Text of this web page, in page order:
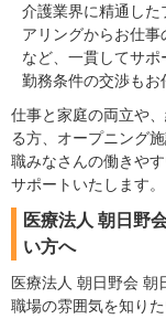
介護業界に精通した
アリングからお仕
など、一貫してサ
勤務条件の交渉もお
仕事と家庭の両立や
る方、オープニング
職みなさんの働きや
サポートいたします。
医療法人 朝日野
い方へ
医療法人 朝日野会 朝
職場の雰囲気を知り